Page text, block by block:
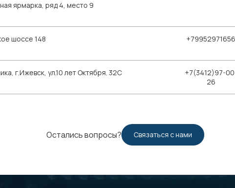
ярмарка, ряд 4, место 9
шоссе 148
+79952971656
г.Ижевск, ул.10 лет Октября. 32С
+7(3412)97-
26
Остались вопросы? Связаться с нами